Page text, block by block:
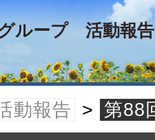
ループ 活動報告
動報告 > 第88